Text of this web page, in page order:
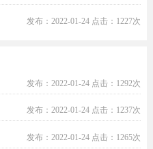
在努力，让更多的有志之士在游戏这个
朝阳行业大展宏图，游戏创业就选游创
发布：2022-01-24 点击：1227次
发布：2022-01-24 点击：1292次
发布：2022-01-24 点击：1237次
发布：2022-01-24 点击：1265次